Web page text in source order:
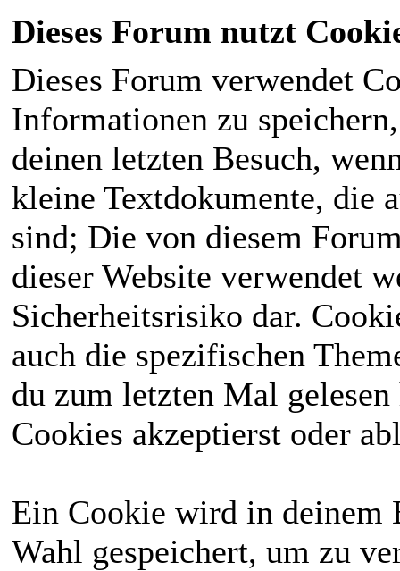
Dieses Forum nutzt
Dieses Forum verwendet
Informationen zu
deinen letzten Besuch,
kleine Textdokumente, die
sind; Die von diesem
dieser Website verwendet
Sicherheitsrisiko dar.
auch die spezifischen
du zum letzten Mal
Cookies akzeptierst oder
Ein Cookie wird in deinem
Wahl gespeichert, um zu